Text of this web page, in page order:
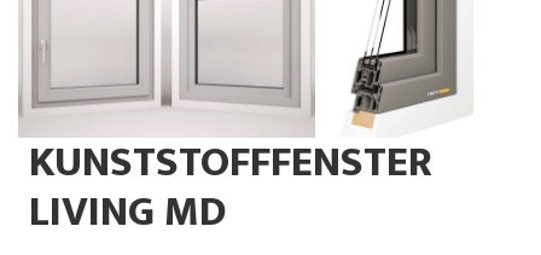
KUNSTSTOFFFENSTER
LIVING MD